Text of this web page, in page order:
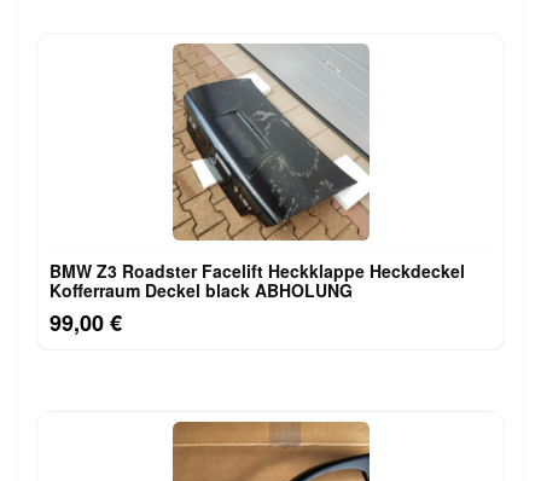
BMW Z3 Roadster Facelift Heckklappe Heckdeckel
Kofferraum Deckel black ABHOLUNG
99,00 €